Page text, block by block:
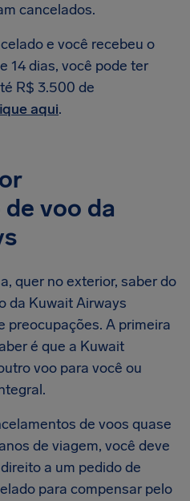
cancelados.
e você recebeu o
14 dias, você pode ter
R$ 3.500 de
aqui.
voo da
quer no exterior, saber do
da Kuwait Airways
preocupações. A primeira
é que a Kuwait
voo para você ou
de voos quase
de viagem, você deve
a um pedido de
para compensar pelo